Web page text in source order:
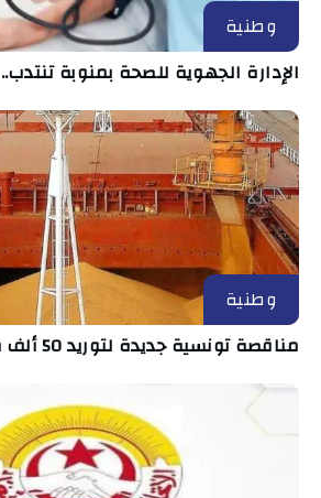
وطنية
الإدارة الجهوية للصحة بمنوبة تنتدب..
وطنية
مناقصة تونسية جديدة لتوريد 50 ألف طن من علف الذرة